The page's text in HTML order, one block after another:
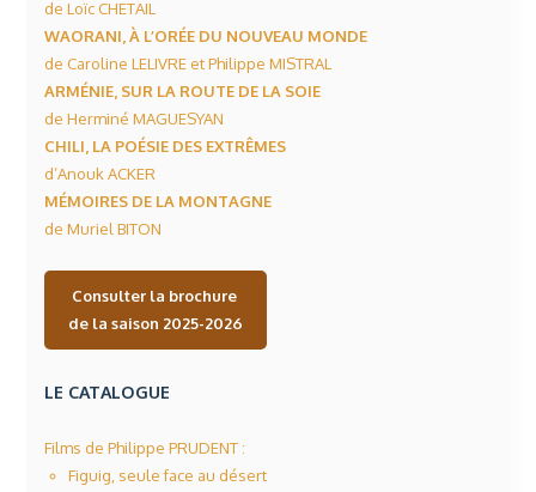
de Loïc CHETAIL
WAORANI, À L’ORÉE DU NOUVEAU MONDE
de Caroline LELIVRE et Philippe MISTRAL
ARMÉNIE, SUR LA ROUTE DE LA SOIE
de Herminé MAGUESYAN
CHILI, LA POÉSIE DES EXTRÊMES
d’Anouk ACKER
MÉMOIRES DE LA MONTAGNE
de Muriel BITON
Consulter la brochure
de la saison 2025-2026
LE CATALOGUE
Films de Philippe PRUDENT :
Figuig, seule face au désert